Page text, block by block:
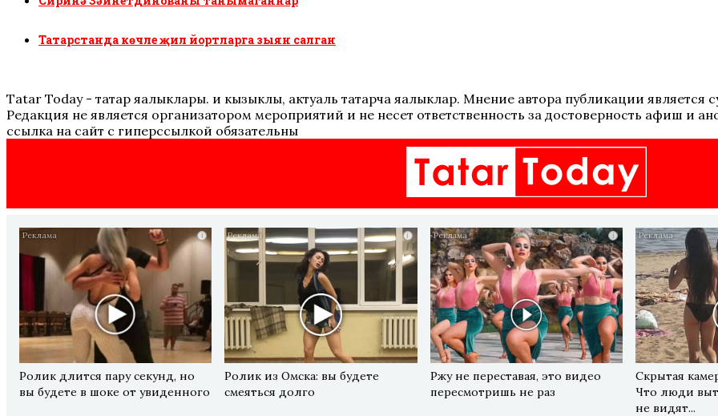
Татарстанда көчле җил йортларга зыян салган
Tatar Today - татар яңалыклары. иң кызыклы, актуаль татарча яңалыклар. Мнение автора публикации
Редакция не является организатором мероприятий и не несет ответственность за достоверность афиш и
ссылка на сайт с гиперссылкой обязательны
i
Ролик длится пару секунд, но
вы будете в шоке от увиденного
i
Ролик из Омска: вы будете
смеяться долго
i
Ржу не переставая, это видео
пересмотришь не раз
Скрытая
Что люди
не видят...